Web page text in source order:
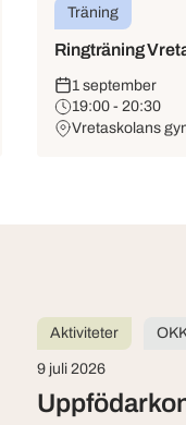
Träning
Ringträning
1 september
19:00 - 20:30
Vretaskolans
Aktiviteter
9 juli 2026